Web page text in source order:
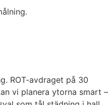
ROT-avdraget på 30
vi planera ytorna smart –